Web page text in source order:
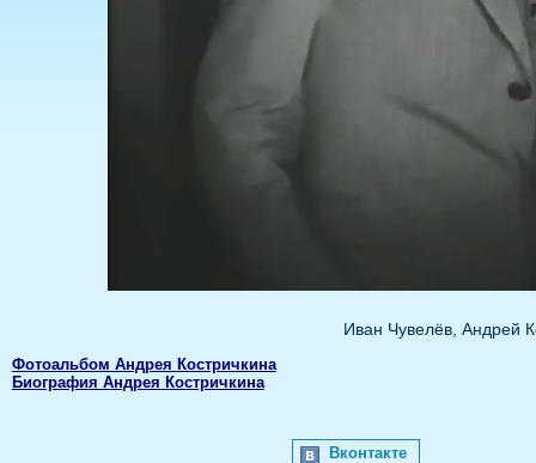
Иван Чувелёв, Андрей
Фотоальбом Андрея Костричкина
Биография Андрея Костричкина
Вконтакте